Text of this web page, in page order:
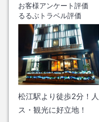
お客様アンケート評価
るるぶトラベル評価
松江駅より徒歩2分！
ス・観光に好立地！